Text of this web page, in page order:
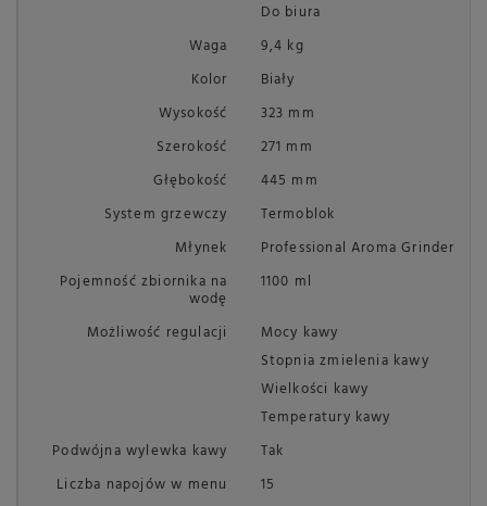
Do biura
Waga
9,4 kg
Kolor
Biały
Wysokość
323 mm
Szerokość
271 mm
Głębokość
445 mm
System grzewczy
Termoblok
Młynek
Professional Aroma Grinder
Pojemność zbiornika na
wodę
1100 ml
Możliwość regulacji
Mocy kawy
Stopnia zmielenia kawy
Wielkości kawy
Temperatury kawy
Podwójna wylewka kawy
Tak
Liczba napojów w menu
15